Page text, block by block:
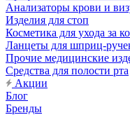
Анализаторы крови и
Изделия для стоп
Косметика для ухода за
Ланцеты для шприц-
Прочие медицинские
Средства для полости рта
Акции
Блог
Бренды